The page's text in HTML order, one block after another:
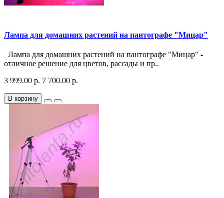
Лампа для домашних растений на пантографе "Мицар"
Лампа для домашних растений на пантографе "Мицар" -
отличное решение для цветов, рассады и пр..
3 999.00 р. 7 700.00 р.
В корзину